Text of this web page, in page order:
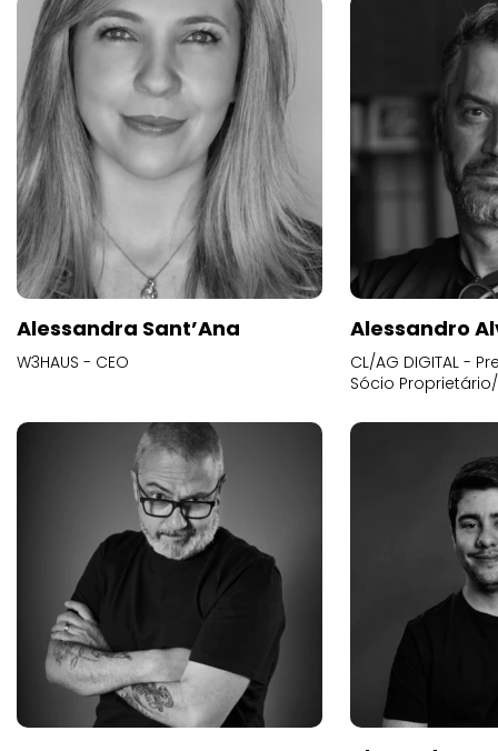
Alessandra Sant’Ana
W3HAUS - CEO
Alessandro
CL/AG DIGITAL -
Sócio